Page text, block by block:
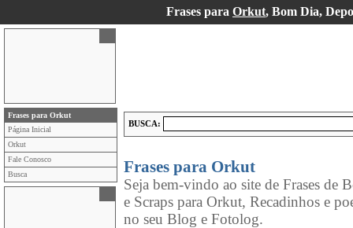
Frases para Orkut, Bom Dia,
Frases para Orkut
Página Inicial
Orkut
Fale Conosco
Busca
BUSCA:
Frases para Orkut
Seja bem-vindo ao site de Frases de
e Scraps para Orkut, Recadinhos e
no seu Blog e Fotolog.